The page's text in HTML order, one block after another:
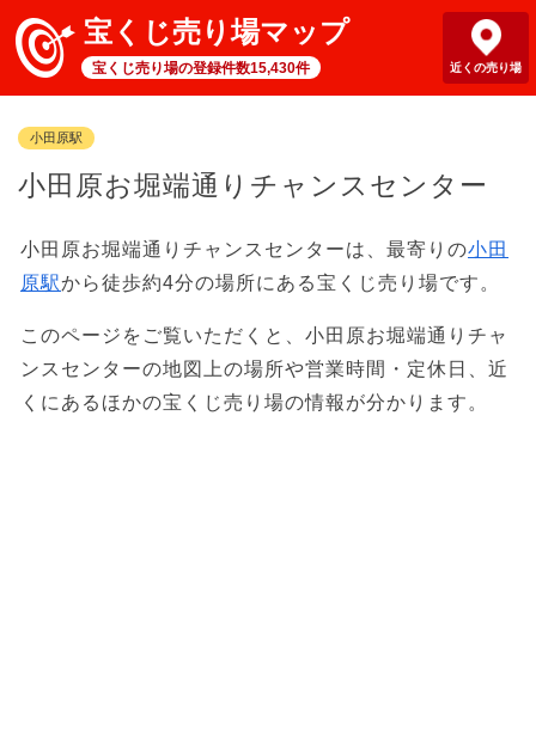
宝くじ売り場マップ
宝くじ売り場の登録件数15,430件 近くの売り場
小田原駅
小田原お堀端通りチャンスセンター
小田原お堀端通りチャンスセンターは、最寄りの小田
原駅から徒歩約4分の場所にある宝くじ売り場です。
このページをご覧いただくと、小田原お堀端通りチャ
ンスセンターの地図上の場所や営業時間・定休日、近
くにあるほかの宝くじ売り場の情報が分かります。